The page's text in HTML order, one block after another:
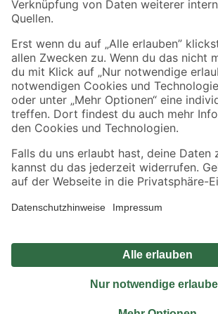
Sicher einkaufen
Jetzt die toom-App herunterladen
Alle Preisangaben in EUR inkl. gesetzl. MwSt.. Die dargestellten
Umständen nicht in allen Märkten verfügbar. Die angegebenen
Produkte nur solange der Vorrat reicht.
*Paketversand ab 59 € versandkostenfrei, gilt nicht für Artikel mit
Privatsphäre Impressum
Nutzungsbedingungen
Widerrufsrecht
Vertrag